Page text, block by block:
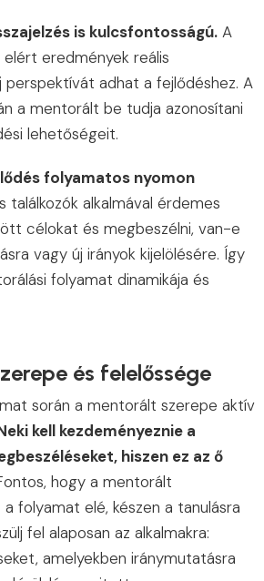
is kulcsfontosságú. A
eredmények reális
perspektívát adhat a fejlődéshez. A
a mentorált be tudja azonosítani
lehetőségeit.
folyamatos nyomon
találkozók alkalmával érdemes
célokat és megbeszélni, van-e
vagy új irányok kijelölésére. Így
folyamat dinamikája és
és felelőssége
során a mentorált szerepe aktív
kell kezdeményeznie a
hiszen ez az ő
hogy a mentorált
folyamat elé, készen a tanulásra
fel alaposan az alkalmakra:
amelyekben iránymutatásra